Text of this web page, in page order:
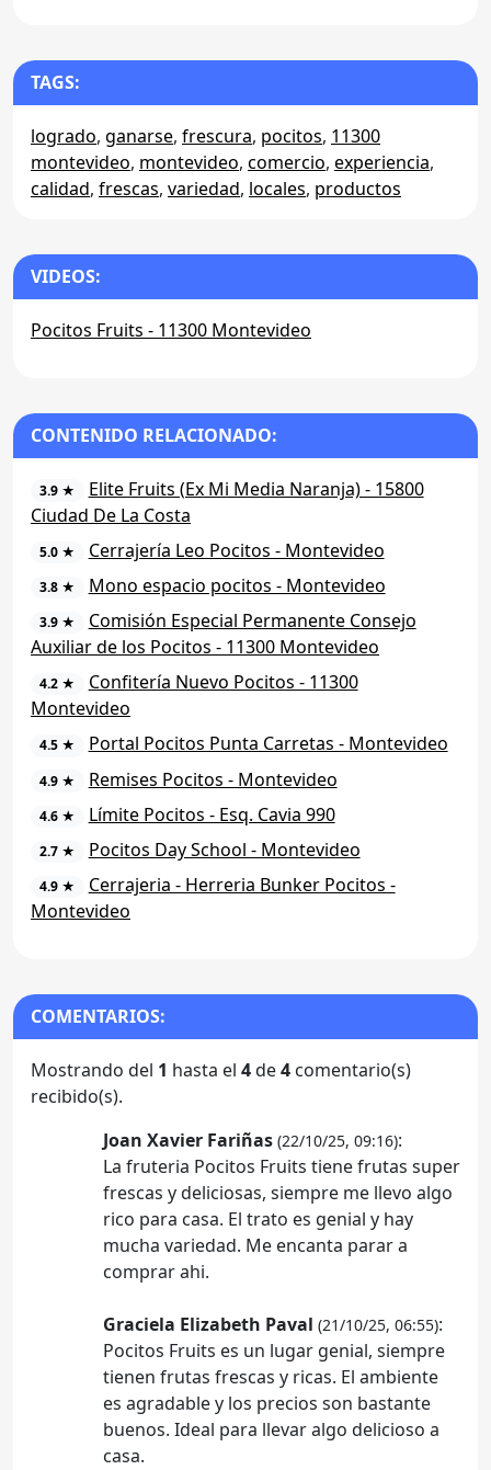
TAGS:
logrado, ganarse, frescura, pocitos, 11300
montevideo, montevideo, comercio, experiencia,
calidad, frescas, variedad, locales, productos
VIDEOS:
Pocitos Fruits - 11300 Montevideo
CONTENIDO RELACIONADO:
3.9 ★
Elite Fruits (Ex Mi Media Naranja) - 15800
Ciudad De La Costa
5.0 ★ Cerrajería Leo Pocitos - Montevideo
3.8 ★ Mono espacio pocitos - Montevideo
3.9 ★
Comisión Especial Permanente Consejo
Auxiliar de los Pocitos - 11300 Montevideo
4.2 ★
Confitería Nuevo Pocitos - 11300
Montevideo
4.5 ★ Portal Pocitos Punta Carretas - Montevideo
4.9 ★ Remises Pocitos - Montevideo
4.6 ★ Límite Pocitos - Esq. Cavia 990
2.7 ★ Pocitos Day School - Montevideo
4.9 ★
Cerrajeria - Herreria Bunker Pocitos -
Montevideo
COMENTARIOS:
Mostrando del 1 hasta el 4de4 comentario(s)
recibido(s).
Joan Xavier Fariñas (22/10/25, 09:16):
La fruteria Pocitos Fruits tiene frutas super
frescas y deliciosas, siempre me llevo algo
rico para casa. El trato es genial y hay
mucha variedad. Me encanta parar a
comprar ahi.
Graciela Elizabeth Paval (21/10/25, 06:55):
Pocitos Fruits es un lugar genial, siempre
tienen frutas frescas y ricas. El ambiente
es agradable y los precios son bastante
buenos. Ideal para llevar algo delicioso a
casa.